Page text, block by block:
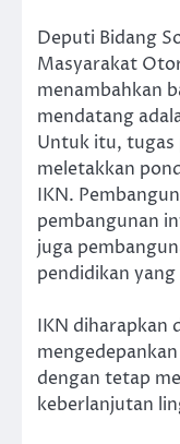
Deputi Bidang
Masyarakat
menambahkan
mendatang
Untuk itu, tugas
meletakkan
IKN.
pembangunan
juga
pendidikan
IKN diharapkan
dengan tetap
keberlanjutan